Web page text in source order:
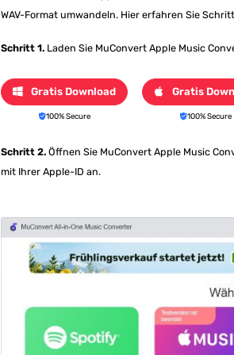
WAV-Format umwandeln. Hier erfahren Sie
Schritt 1. Laden Sie MuConvert Apple Music
Gratis Download
100% Secure
Gratis
100% Secure
Schritt 2. Öffnen Sie MuConvert Apple Music
mit Ihrer Apple-ID an.